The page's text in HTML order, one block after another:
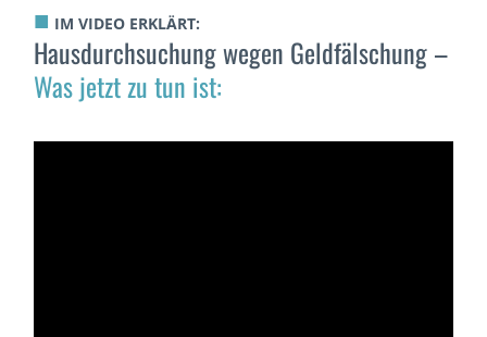
■ IM VIDEO ERKLÄRT:
Hausdurchsuchung wegen Geldfälschung –
Was jetzt zu tun ist: